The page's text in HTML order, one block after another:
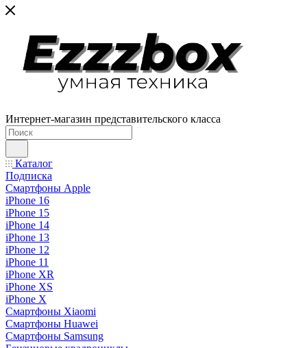
Интернет-магазин представительского класса
Каталог
Подписка
Смартфоны Apple
iPhone 16
iPhone 15
iPhone 14
iPhone 13
iPhone 12
iPhone 11
iPhone XR
iPhone XS
iPhone X
Смартфоны Xiaomi
Смартфоны Huawei
Смартфоны Samsung